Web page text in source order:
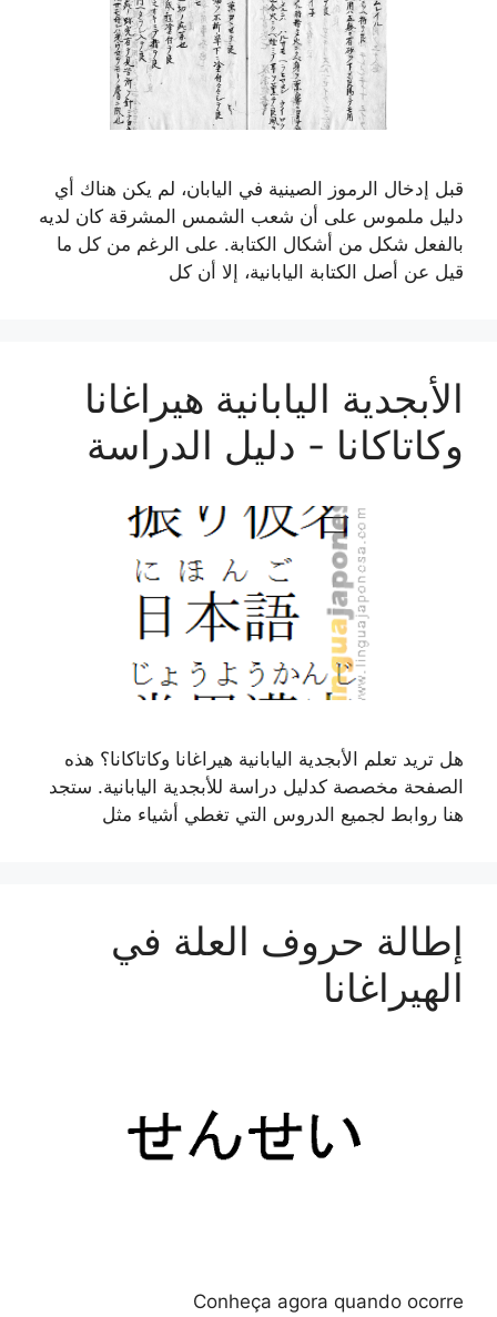
قبل إدخال الرموز الصينية في اليابان، لم يكن هناك أي
دليل ملموس على أن شعب الشمس المشرقة كان لديه
بالفعل شكل من أشكال الكتابة. على الرغم من كل ما
قيل عن أصل الكتابة اليابانية، إلا أن كل
الأبجدية اليابانية هيراغانا
وكاتاكانا - دليل الدراسة
هل تريد تعلم الأبجدية اليابانية هيراغانا وكاتاكانا؟ هذه
الصفحة مخصصة كدليل دراسة للأبجدية اليابانية. ستجد
هنا روابط لجميع الدروس التي تغطي أشياء مثل
إطالة حروف العلة في
الهيراغانا
Conheça agora quando ocorre